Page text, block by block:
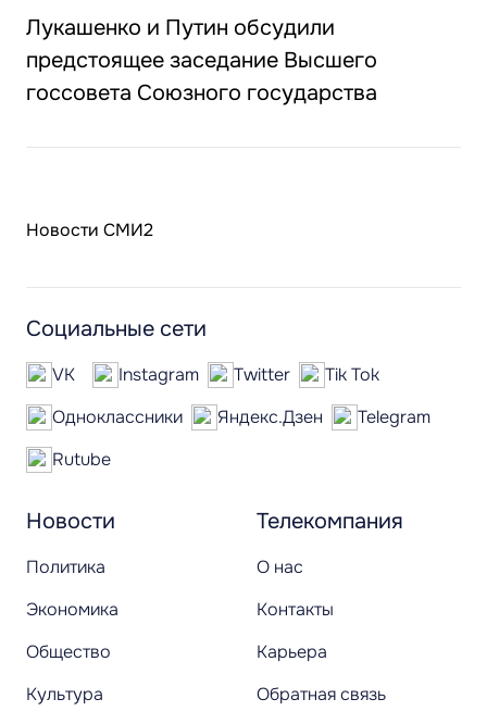
Лукашенко и Путин обсудили
предстоящее заседание Высшего
госсовета Союзного государства
Новости СМИ2
Новости
Политика
Экономика
Общество
Культура
Телекомпания
О нас
Контакты
Карьера
Обратная связь
Социальные сети
VK Instagram Twitter
Tik Tok
Одноклассники
Яндекс.Дзен
Telegram
Rutube